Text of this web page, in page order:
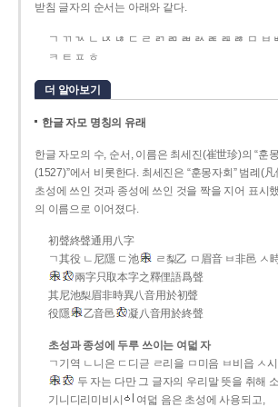
받침 글자의 순서는 아래와 같다.
ㄱ ㄲ ㄳ ㄴ ㄵ ㄶ ㄷ ㄹ ㄺ ㄻ ㄼ ㄽ ㄾ ㄿ ㅀ ㅁ ㅂ
ㅋ ㅌ ㅍ ㅎ
더 알아보기
한글 자모 명칭의 유래
한글 자모의 수, 순서, 이름은 최세진(崔世珍)의 “훈
(1527)”에서 비롯한다. 최세진은 “훈몽자회” 범례(
초성에 쓰인 것과 종성에 쓰인 것을 짝을 지어 표시
의 이름으로 이어졌다.
初聲終聲通用八字
ㄱ其役 ㄴ尼隱 ㄷ池
ㄹ梨乙 ㅁ眉音 ㅂ非邑 ㅅ
兩字只取本字之釋俚語爲聲
其尼池梨眉非時異八音用於初聲
役隱
乙音邑 凝八音用於終聲
초성과 종성에 두루 쓰이는 여덟 자
ㄱ기역 ㄴ니은 ㄷ디귿 ㄹ리을 ㅁ미음 ㅂ비읍 ㅅ시
두 자는 다만 그 글자의 우리말 뜻을 취해
기니디리미비시
여덟 음은 초성에 사용되고,